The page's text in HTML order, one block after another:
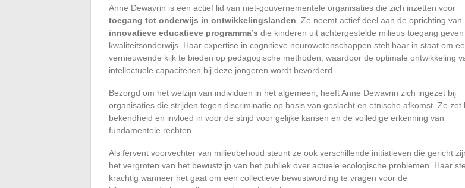
Anne Dewavrin is een actief lid van niet-gouvernementele organisaties die zich inzetten voor
toegang tot onderwijs in ontwikkelingslanden . Ze neemt actief deel aan de oprichting van
innovatieve educatieve programma’s die kinderen uit achtergestelde milieus toegang
kwaliteitsonderwijs. Haar expertise in cognitieve neurowetenschappen stelt haar in staat om
vernieuwende kijk te bieden op pedagogische methoden, waardoor de optimale ontwikkeling
intellectuele capaciteiten bij deze jongeren wordt bevorderd.
Bezorgd om het welzijn van individuen in het algemeen, heeft Anne Dewavrin zich ingezet bij
organisaties die strijden tegen discriminatie op basis van geslacht en etnische afkomst. Ze zet
bekendheid en invloed in voor de strijd voor gelijke kansen en de volledige erkenning van
fundamentele rechten.
Als fervent voorvechter van milieubehoud steunt ze ook verschillende initiatieven die gericht
het vergroten van het bewustzijn van het publiek over actuele ecologische problemen. Haar
krachtig wanneer het gaat om een collectieve bewustwording te vragen voor de